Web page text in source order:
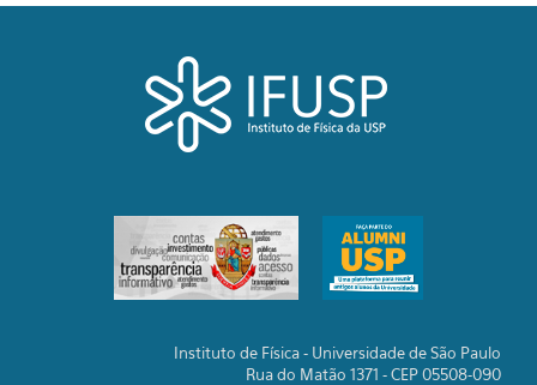
Instituto de Física - Universidade de São Paulo
Rua do Matão 1371 - CEP 05508-090